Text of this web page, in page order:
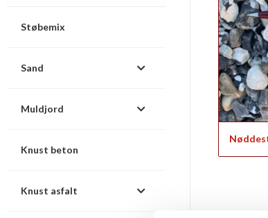
Støbemix
Sand
Muldjord
Knust beton
Knust asfalt